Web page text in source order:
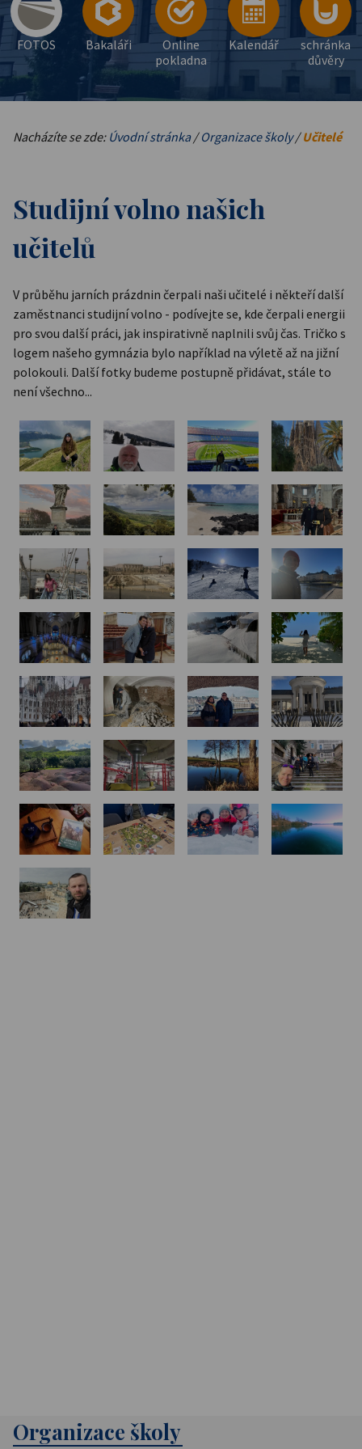
FOTOS Bakaláři
Online
pokladna
Kalendář
schránka
důvěry
Nacházíte se zde: Úvodní stránka/Organizace školy/Učitelé
Studijní volno našich
učitelů
V průběhu jarních prázdnin čerpali naši učitelé i někteří další
zaměstnanci studijní volno - podívejte se, kde čerpali energii
pro svou další práci, jak inspirativně naplnili svůj čas. Tričko s
logem našeho gymnázia bylo například na výletě až na jižní
polokouli. Další fotky budeme postupně přidávat, stále to
není všechno...
Organizace školy